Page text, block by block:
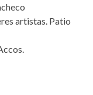
artistas. Patio